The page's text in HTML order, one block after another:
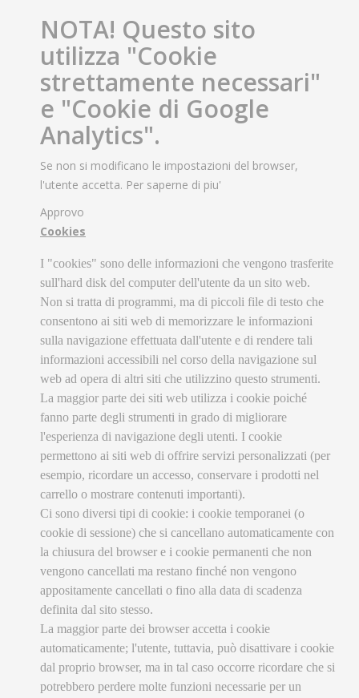
NOTA! Questo sito
utilizza "Cookie
strettamente necessari"
e "Cookie di Google
Analytics".
Se non si modificano le impostazioni del browser,
l'utente accetta. Per saperne di piu'
Approvo
Cookies
I "cookies" sono delle informazioni che vengono trasferite
sull'hard disk del computer dell'utente da un sito web.
Non si tratta di programmi, ma di piccoli file di testo che
consentono ai siti web di memorizzare le informazioni
sulla navigazione effettuata dall'utente e di rendere tali
informazioni accessibili nel corso della navigazione sul
web ad opera di altri siti che utilizzino questo strumenti.
La maggior parte dei siti web utilizza i cookie poiché
fanno parte degli strumenti in grado di migliorare
l'esperienza di navigazione degli utenti. I cookie
permettono ai siti web di offrire servizi personalizzati (per
esempio, ricordare un accesso, conservare i prodotti nel
carrello o mostrare contenuti importanti).
Ci sono diversi tipi di cookie: i cookie temporanei (o
cookie di sessione) che si cancellano automaticamente con
la chiusura del browser e i cookie permanenti che non
vengono cancellati ma restano finché non vengono
appositamente cancellati o fino alla data di scadenza
definita dal sito stesso.
La maggior parte dei browser accetta i cookie
automaticamente; l'utente, tuttavia, può disattivare i cookie
dal proprio browser, ma in tal caso occorre ricordare che si
potrebbero perdere molte funzioni necessarie per un